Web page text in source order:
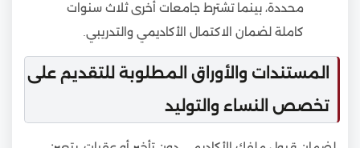
محددة، بينما تشترط جامعات أخرى ثلاث سنوات
كاملة لضمان الاكتمال الأكاديمي والتدريبي.
المستندات والأوراق المطلوبة للتقديم على
تخصص النساء والتوليد